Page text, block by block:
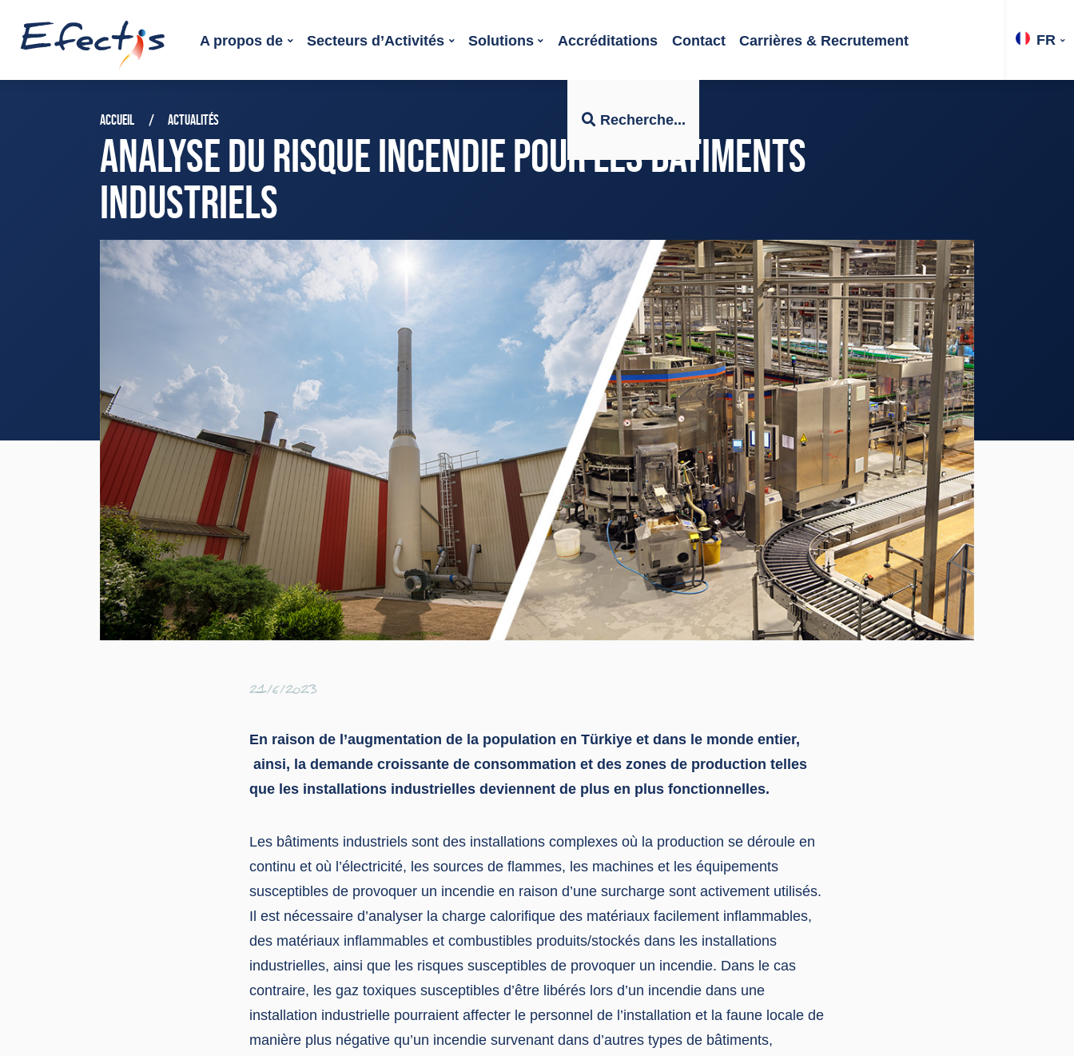
FR
Recherche...
A propos de Secteurs d’Activités Solutions Accréditations Contact Carrières & Recrutement
ACCUEIL ACTUALITÉS
ANALYSE DU RISQUE INCENDIE POUR LES BÂTIMENTS
INDUSTRIELS
21/6/2023
En raison de l’augmentation de la population en Türkiye et dans le monde entier,
ainsi, la demande croissante de consommation et des zones de production telles
que les installations industrielles deviennent de plus en plus fonctionnelles.
Les bâtiments industriels sont des installations complexes où la production se déroule en
continu et où l’électricité, les sources de flammes, les machines et les équipements
susceptibles de provoquer un incendie en raison d’une surcharge sont activement utilisés.
Il est nécessaire d’analyser la charge calorifique des matériaux facilement inflammables,
des matériaux inflammables et combustibles produits/stockés dans les installations
industrielles, ainsi que les risques susceptibles de provoquer un incendie. Dans le cas
contraire, les gaz toxiques susceptibles d’être libérés lors d’un incendie dans une
installation industrielle pourraient affecter le personnel de l’installation et la faune locale de
manière plus négative qu’un incendie survenant dans d’autres types de bâtiments,